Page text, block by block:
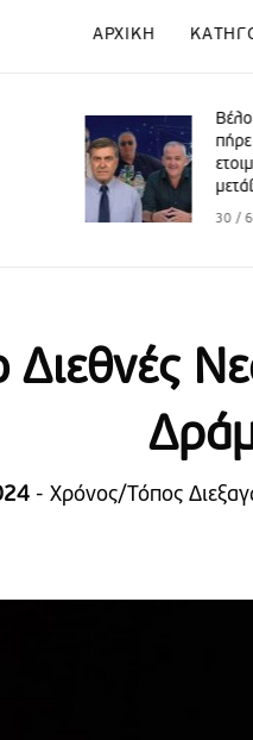
ΑΡΧΙΚΗ
Βέλο – Βόχα .. «Ο
πήρε τ’ όπλο του»,
ετοιμάζεται, το Βέλο
μετάβαση
30 / 6 / 2026
Διεθνές
- Χρόνος/Τόπος